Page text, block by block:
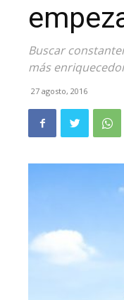
Buscar
más
27 agosto, 2016